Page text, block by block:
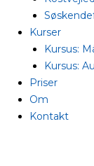
Kurser
Kursus:
Kursus:
Priser
Om
Kontakt